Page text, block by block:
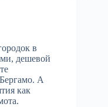
в
дешевой
А
как